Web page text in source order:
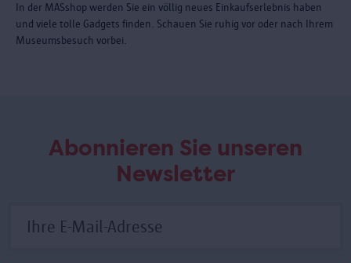
In der MASshop werden Sie ein völlig neues Einkaufserlebnis haben
und viele tolle Gadgets finden. Schauen Sie ruhig vor oder nach Ihrem
Museumsbesuch vorbei.
Abonnieren Sie unseren
Newsletter